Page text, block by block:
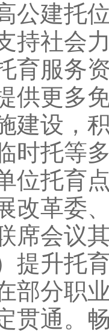
公建托
持社会
育服务
供更多
建设，
时托等
位托育
改革委
席会议
升托育
部分职
贯通。